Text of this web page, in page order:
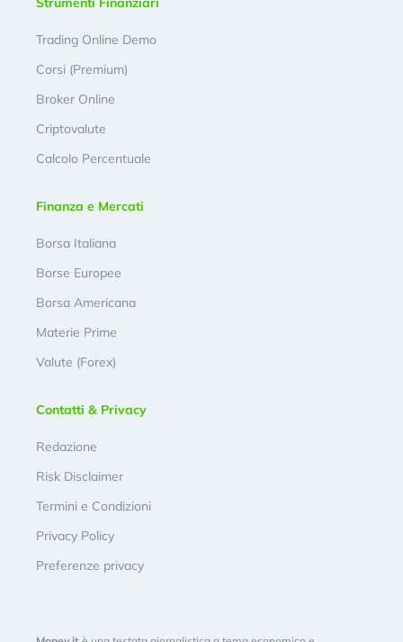
Trading Online Demo
Corsi (Premium)
Broker Online
Criptovalute
Calcolo Percentuale
Finanza e Mercati
Borsa Italiana
Borse Europee
Borsa Americana
Materie Prime
Valute (Forex)
Contatti & Privacy
Redazione
Risk Disclaimer
Termini e Condizioni
Privacy Policy
Preferenze privacy